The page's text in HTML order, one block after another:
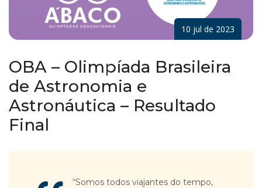
10 jul de 2023
OBA – Olimpíada Brasileira
de Astronomia e
Astronáutica – Resultado
Final
“Somos todos viajantes do tempo,